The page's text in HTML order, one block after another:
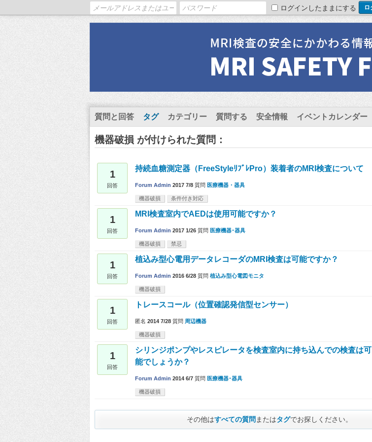
ログインしたままにする
質問と回答 タグ カテゴリー 質問する 安全情報 イベントカレンダー
機器破損 が付けられた質問：
1
回答
持続血糖測定器（FreeStyleﾘﾌﾞﾚPro）装着者のMRI検査について
Forum Admin 2017 7/8 質問 医療機器・器具
機器破損 条件付き対応
1
回答
MRI検査室内でAEDは使用可能ですか？
Forum Admin 2017 1/26 質問 医療機器･器具
機器破損 禁忌
1
回答
植込み型心電用データレコーダのMRI検査は可能ですか？
Forum Admin 2016 6/28 質問 植込み型心電図モニタ
機器破損
1
回答
トレースコール（位置確認発信型センサー）
匿名 2014 7/28 質問 周辺機器
機器破損
1
回答
シリンジポンプやレスピレータを検査室内に持ち込んでの検査は可
能でしょうか？
Forum Admin 2014 6/7 質問 医療機器･器具
機器破損
その他はすべての質問 またはタグでお探しください。